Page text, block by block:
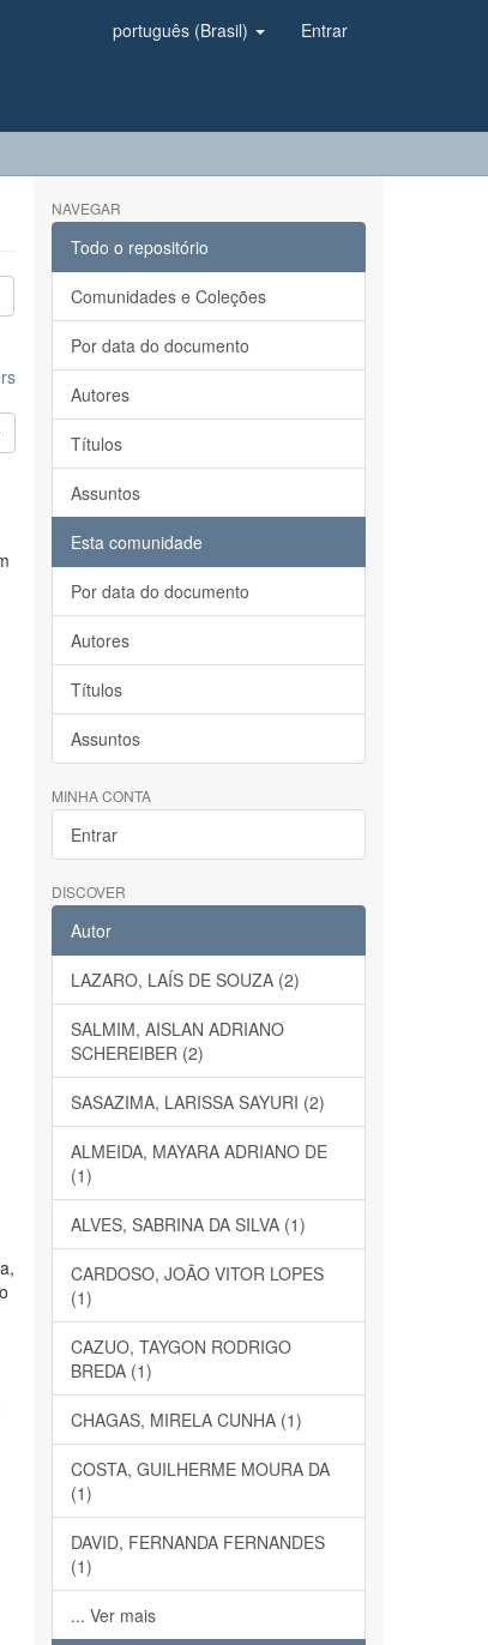
português (Brasil) Entrar
NAVEGAR
Todo o repositório
Comunidades e Coleções
Por data do documento
Autores
Títulos
Assuntos
Esta comunidade
Por data do documento
Autores
Títulos
Assuntos
MINHA CONTA
Entrar
DISCOVER
Autor
LAZARO, LAÍS DE SOUZA (2)
SALMIM, AISLAN ADRIANO
SCHEREIBER (2)
SASAZIMA, LARISSA SAYURI (2)
ALMEIDA, MAYARA ADRIANO DE
(1)
ALVES, SABRINA DA SILVA (1)
CARDOSO, JOÃO VITOR LOPES
(1)
CAZUO, TAYGON RODRIGO
BREDA (1)
CHAGAS, MIRELA CUNHA (1)
COSTA, GUILHERME MOURA DA
(1)
DAVID, FERNANDA FERNANDES
(1)
... Ver mais